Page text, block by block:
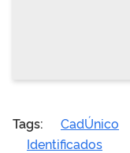
Tags: CadÚnico
Identificados